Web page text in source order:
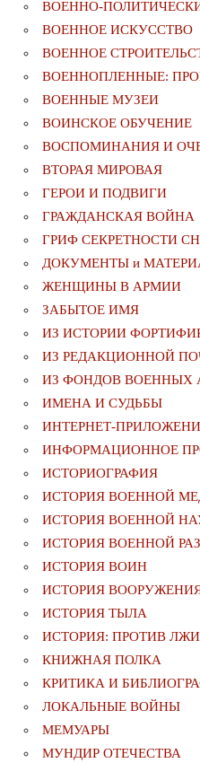
ВОЕННО-
ВОЕННОЕ ИСКУССТВО
ВОЕННОЕ
ВОЕННОПЛЕННЫЕ:
ВОЕННЫЕ МУЗЕИ
ВОИНСКОЕ ОБУЧЕНИЕ
ВОСПОМИНАНИЯ И
ВТОРАЯ МИРОВАЯ
ГЕРОИ И ПОДВИГИ
ГРАЖДАНСКАЯ ВОЙНА
ГРИФ СЕКРЕТНОСТИ
ДОКУМЕНТЫ и
ЖЕНЩИНЫ В АРМИИ
ЗАБЫТОЕ ИМЯ
ИЗ ИСТОРИИ
ИЗ РЕДАКЦИОННОЙ
ИЗ ФОНДОВ ВОЕННЫХ
ИМЕНА И СУДЬБЫ
ИНТЕРНЕТ-
ИНФОРМАЦИОННОЕ
ИСТОРИОГРАФИЯ
ИСТОРИЯ ВОЕННОЙ
ИСТОРИЯ ВОЕННОЙ
ИСТОРИЯ ВОЕННОЙ
ИСТОРИЯ ВОИН
ИСТОРИЯ
ИСТОРИЯ ТЫЛА
ИСТОРИЯ: ПРОТИВ ЛЖИ
КНИЖНАЯ ПОЛКА
КРИТИКА И
ЛОКАЛЬНЫЕ ВОЙНЫ
МЕМУАРЫ
МУНДИР ОТЕЧЕСТВА